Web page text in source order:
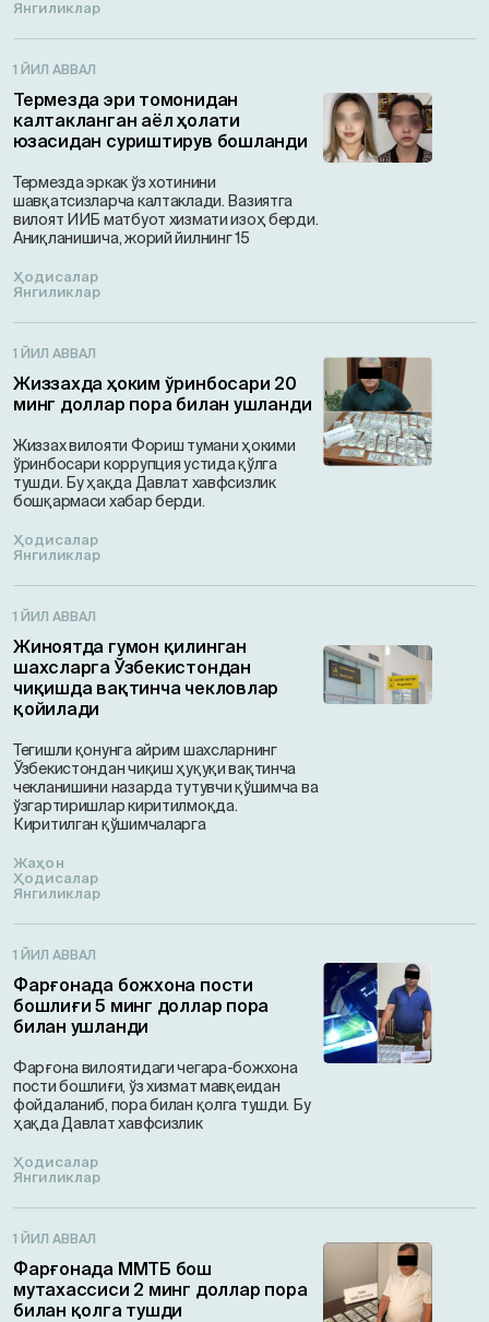
Янгиликлар
1 ЙИЛ АВВАЛ
Термезда эри томонидан
калтакланган аёл ҳолати
юзасидан суриштирув бошланди
Термезда эркак ўз хотинини
шавқатсизларча калтаклади. Вазиятга
вилоят ИИБ матбуот хизмати изоҳ берди.
Аниқланишича, жорий йилнинг 15
Ҳодисалар
Янгиликлар
1 ЙИЛ АВВАЛ
Жиззахда ҳоким ўринбосари 20
минг доллар пора билан ушланди
Жиззах вилояти Фориш тумани ҳокими
ўринбосари коррупция устида қўлга
тушди. Бу ҳақда Давлат хавфсизлик
бошқармаси хабар берди.
Ҳодисалар
Янгиликлар
1 ЙИЛ АВВАЛ
Жиноятда гумон қилинган
шахсларга Ўзбекистондан
чиқишда вақтинча чекловлар
қойилади
Тегишли қонунга айрим шахсларнинг
Ўзбекистондан чиқиш ҳуқуқи вақтинча
чекланишини назарда тутувчи қўшимча ва
ўзгартиришлар киритилмоқда.
Киритилган қўшимчаларга
Жаҳон
Ҳодисалар
Янгиликлар
1 ЙИЛ АВВАЛ
Фарғонада божхона пости
бошлиғи 5 минг доллар пора
билан ушланди
Фарғона вилоятидаги чегара-божхона
пости бошлиғи, ўз хизмат мавқеидан
фойдаланиб, пора билан қолга тушди. Бу
ҳақда Давлат хавфсизлик
Ҳодисалар
Янгиликлар
1 ЙИЛ АВВАЛ
Фарғонада ММТБ бош
мутахассиси 2 минг доллар пора
билан қолга тушди